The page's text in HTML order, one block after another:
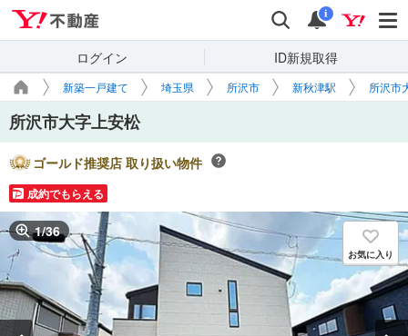
検索 通知
i
ログイン ID新規取得
新築一戸建て 埼玉県 所沢市 新秋津駅 所沢市
所沢市大字上安松
ゴールド推奨店 取り扱い物件
成約でもらえる
1/36
お気に入り